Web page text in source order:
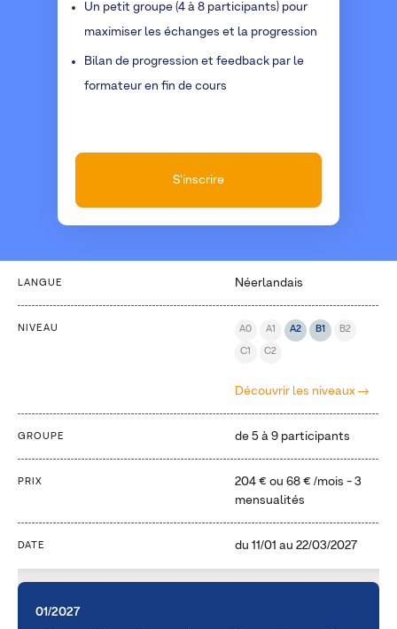
Un petit groupe (4 à 8 participants) pour
maximiser les échanges et la progression
Bilan de progression et feedback par le
formateur en fin de cours
S'inscrire
LANGUE Néerlandais
NIVEAU A0 A1 A2 B1 B2
C1 C2
Découvrir les niveaux
GROUPE de 5 à 9 participants
PRIX 204 € ou 68 € /mois - 3
mensualités
DATE du 11/01 au 22/03/2027
01/2027